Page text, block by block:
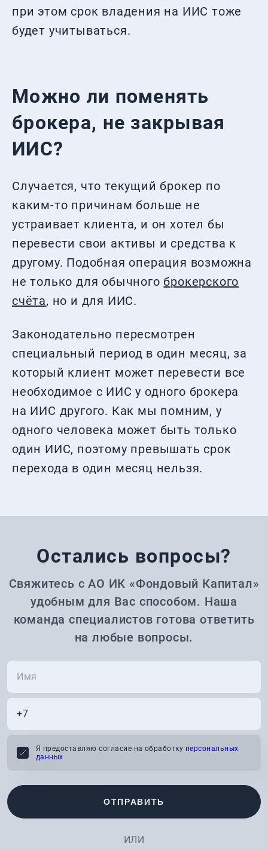
при этом срок владения на ИИС тоже
будет учитываться.
Можно ли поменять
брокера, не закрывая
ИИС?
Случается, что текущий брокер по
каким-то причинам больше не
устраивает клиента, и он хотел бы
перевести свои активы и средства к
другому. Подобная операция возможна
не только для обычного брокерского
счёта, но и для ИИС.
Законодательно пересмотрен
специальный период в один месяц, за
который клиент может перевести все
необходимое с ИИС у одного брокера
на ИИС другого. Как мы помним, у
одного человека может быть только
один ИИС, поэтому превышать срок
перехода в один месяц нельзя.
Остались вопросы?
Свяжитесь с АО ИК «Фондовый Капитал»
удобным для Вас способом. Наша
команда специалистов готова ответить
на любые вопросы.
Я предоставляю согласие на обработку персональных
данных
ОТПРАВИТЬ
ИЛИ